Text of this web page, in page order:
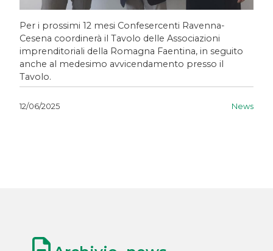
Per i prossimi 12 mesi Confesercenti Ravenna-
Cesena coordinerà il Tavolo delle Associazioni
imprenditoriali della Romagna Faentina, in seguito
anche al medesimo avvicendamento presso il
Tavolo.
12/06/2025 News